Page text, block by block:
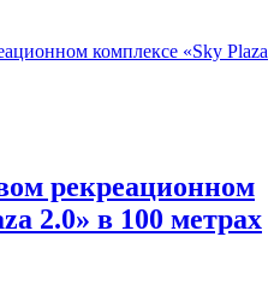
рекреационнoм
2.0» в 100 метрах